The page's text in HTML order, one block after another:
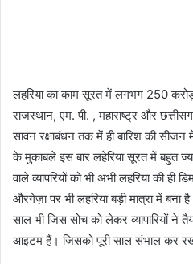
लहरिया का काम सूरत में लगभग 250
राजस्थान, एम. पी. , महाराष्ट्र और
सावन रक्षाबंधन तक में ही बारिश की
के मुकाबले इस बार लहेरिया सूरत में बहुत
वाले व्यापरियों को भी अभी लहरिया की ही
औरगेज़ा पर भी लहरिया बड़ी मात्रा में
साल भी जिस सोच को लेकर व्यापारियों ने
आइटम हैं। जिसको पूरी साल संभाल कर